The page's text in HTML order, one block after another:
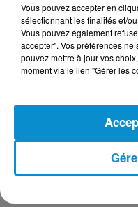
23 juillet
Les
Vous pouvez accepter en
sélectionnant les finalités et/
Vous pouvez également
accepter". Vos préférences
pouvez mettre à jour vos
moment via le lien "Gérer les